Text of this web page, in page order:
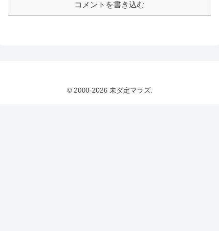
コメントを書き込む
© 2000-2026 未ダ定マラズ.